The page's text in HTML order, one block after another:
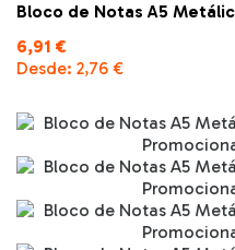
Bloco de Notas A5
6,91 €
Desde: 2,76 €